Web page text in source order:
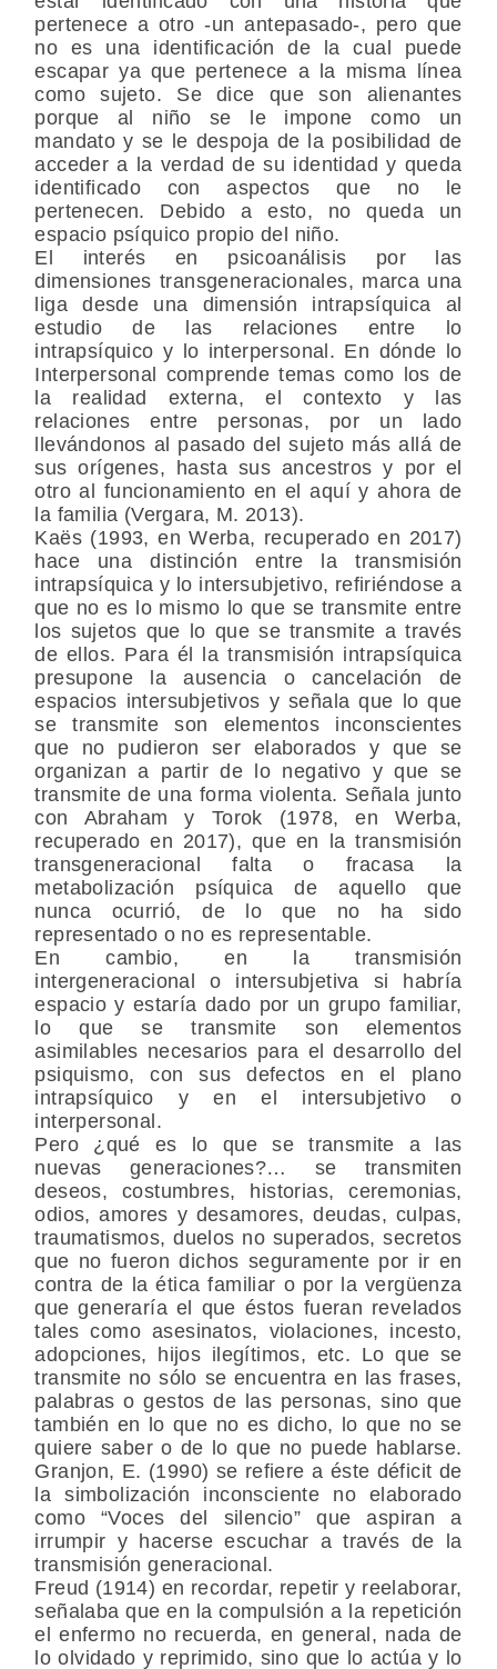
pertenece a otro -un antepasado-, pero que
no es una identificación de la cual puede
escapar ya que pertenece a la misma línea
como sujeto. Se dice que son alienantes
porque al niño se le impone como un
mandato y se le despoja de la posibilidad de
acceder a la verdad de su identidad y queda
identificado con aspectos que no le
pertenecen. Debido a esto, no queda un
espacio psíquico propio del niño.
El interés en psicoanálisis por las
dimensiones transgeneracionales, marca una
liga desde una dimensión intrapsíquica al
estudio de las relaciones entre lo
intrapsíquico y lo interpersonal. En dónde lo
Interpersonal comprende temas como los de
la realidad externa, el contexto y las
relaciones entre personas, por un lado
llevándonos al pasado del sujeto más allá de
sus orígenes, hasta sus ancestros y por el
otro al funcionamiento en el aquí y ahora de
la familia (Vergara, M. 2013).
Kaës (1993, en Werba, recuperado en 2017)
hace una distinción entre la transmisión
intrapsíquica y lo intersubjetivo, refiriéndose a
que no es lo mismo lo que se transmite entre
los sujetos que lo que se transmite a través
de ellos. Para él la transmisión intrapsíquica
presupone la ausencia o cancelación de
espacios intersubjetivos y señala que lo que
se transmite son elementos inconscientes
que no pudieron ser elaborados y que se
organizan a partir de lo negativo y que se
transmite de una forma violenta. Señala junto
con Abraham y Torok (1978, en Werba,
recuperado en 2017), que en la transmisión
transgeneracional falta o fracasa la
metabolización psíquica de aquello que
nunca ocurrió, de lo que no ha sido
representado o no es representable.
En cambio, en la transmisión
intergeneracional o intersubjetiva si habría
espacio y estaría dado por un grupo familiar,
lo que se transmite son elementos
asimilables necesarios para el desarrollo del
psiquismo, con sus defectos en el plano
intrapsíquico y en el intersubjetivo o
interpersonal.
Pero ¿qué es lo que se transmite a las
nuevas generaciones?… se transmiten
deseos, costumbres, historias, ceremonias,
odios, amores y desamores, deudas, culpas,
traumatismos, duelos no superados, secretos
que no fueron dichos seguramente por ir en
contra de la ética familiar o por la vergüenza
que generaría el que éstos fueran revelados
tales como asesinatos, violaciones, incesto,
adopciones, hijos ilegítimos, etc. Lo que se
transmite no sólo se encuentra en las frases,
palabras o gestos de las personas, sino que
también en lo que no es dicho, lo que no se
quiere saber o de lo que no puede hablarse.
Granjon, E. (1990) se refiere a éste déficit de
la simbolización inconsciente no elaborado
como “Voces del silencio” que aspiran a
irrumpir y hacerse escuchar a través de la
transmisión generacional.
Freud (1914) en recordar, repetir y reelaborar,
señalaba que en la compulsión a la repetición
el enfermo no recuerda, en general, nada de
lo olvidado y reprimido, sino que lo actúa y lo